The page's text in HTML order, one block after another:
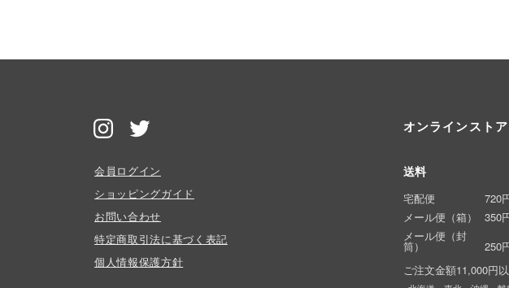
会員ログイン
ショッピングガイド
お問い合わせ
特定商取引法に基づく表記
個人情報保護方針
オンラインストア
送料
宅配便
720
メール便（箱）
350
メール便（封
筒）
250
ご注文金額11,000円